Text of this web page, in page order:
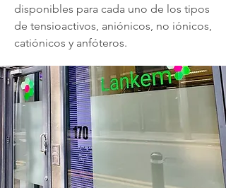
disponibles para cada uno de los tipos
de tensioactivos, aniónicos, no iónicos,
catiónicos y anfóteros.